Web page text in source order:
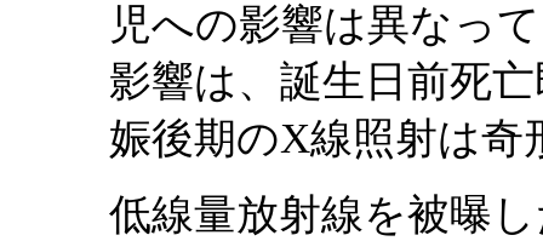
児への影響は異なっ
影響は、誕生日前死
娠後期のX線照射は奇
低線量放射線を被曝